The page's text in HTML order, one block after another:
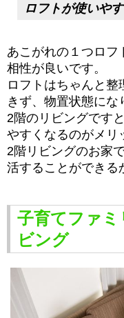
ロフトが使いや
あこがれの１つロフ
相性が良いです。
ロフトはちゃんと
きず、物置状態にな
2階のリビングです
やすくなるのがメリ
2階リビングのお家
活することができる
子育てファミ
ビング